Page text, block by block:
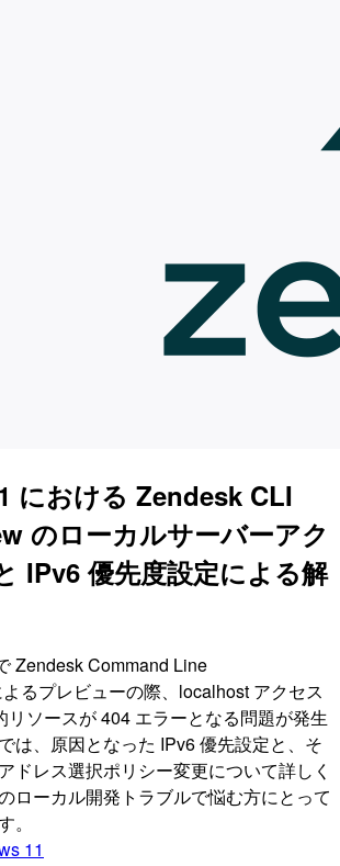
における Zendesk CLI
のローカルサーバーアク
IPv6 優先度設定による解
Zendesk Command Line
るプレビューの際、localhost アクセス
リソースが 404 エラーとなる問題が発生
は、原因となった IPv6 優先設定と、そ
ドレス選択ポリシー変更について詳しく
ローカル開発トラブルで悩む方にとって
。
11